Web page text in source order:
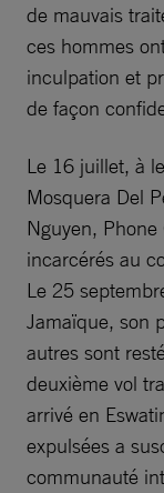
de mauvais
ces hommes
inculpation et
de façon
Le 16 juillet, à
Mosquera Del
Nguyen, Phone
incarcérés au
Le 25
Jamaïque, son
autres sont
deuxième vol
arrivé en
expulsées a
communauté